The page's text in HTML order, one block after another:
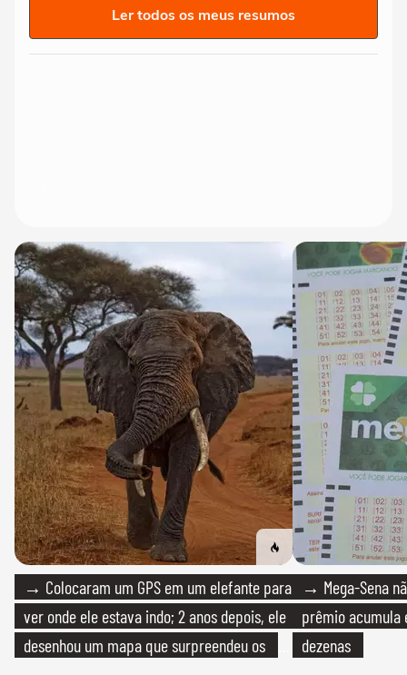
Ler todos os meus resumos
→ Colocaram um GPS em um elefante para
ver onde ele estava indo; 2 anos depois, ele
desenhou um mapa que surpreendeu os
→ Mega-Sena
prêmio acumula
dezenas